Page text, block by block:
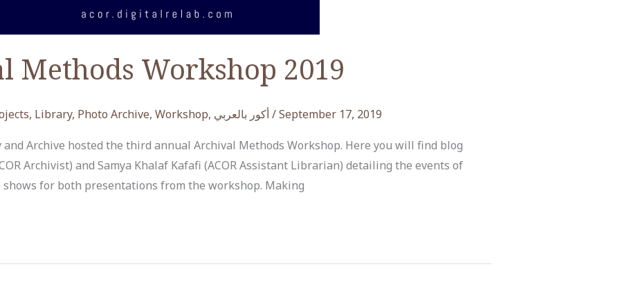
Methods Workshop 2019
, Library, Photo Archive, Workshop, أكور بالعربي/September 17, 2019
and Archive hosted the third annual Archival Methods Workshop. Here you will find blog
Archivist) and Samya Khalaf Kafafi (ACOR Assistant Librarian) detailing the events of
for both presentations from the workshop. Making